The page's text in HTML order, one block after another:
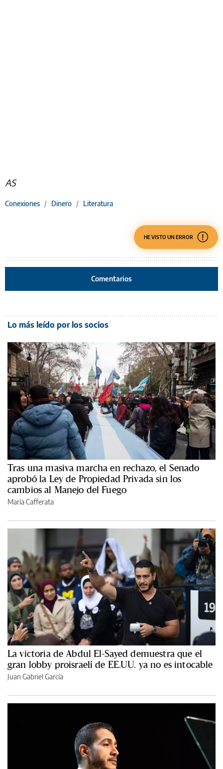
AS
Conexiones / Dinero / Literatura
HE VISTO UN ERROR
Comentarios
Lo más leído por los socios
Tras una masiva marcha en rechazo, el Senado
aprobó la Ley de Propiedad Privada sin los
cambios al Manejo del Fuego
María Cafferata
La victoria de Abdul El-Sayed demuestra que el
gran lobby proisraelí de EE.UU. ya no es intocable
Juan Gabriel García